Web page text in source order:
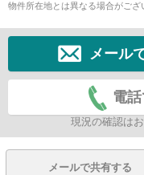
物件所在地とは異なる場合がござ
メール
電
現況の確認は
メールで共有する